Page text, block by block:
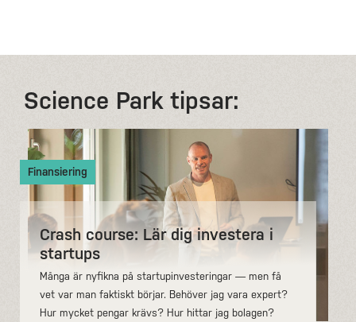
Science Park tipsar:
Finansiering
Crash course: Lär dig investera i
startups
Många är nyfikna på startupinvesteringar — men få
vet var man faktiskt börjar. Behöver jag vara expert?
Hur mycket pengar krävs? Hur hittar jag bolagen?